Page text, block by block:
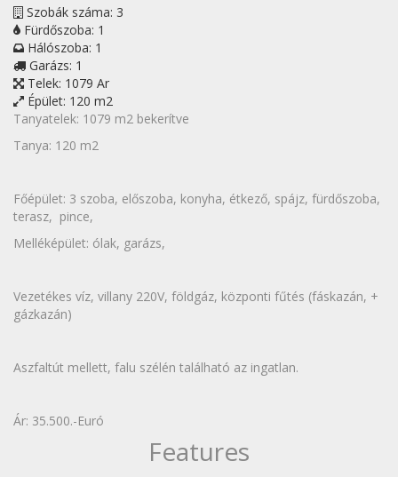
Szobák száma: 3
Fürdőszoba: 1
Hálószoba: 1
Garázs: 1
Telek: 1079 Ar
Épület: 120 m2
Tanyatelek: 1079 m2 bekerítve
Tanya: 120 m2
Főépület: 3 szoba, előszoba, konyha, étkező, spájz, fürdőszoba,
terasz, pince,
Melléképület: ólak, garázs,
Vezetékes víz, villany 220V, földgáz, központi fűtés (fáskazán, +
gázkazán)
Aszfaltút mellett, falu szélén található az ingatlan.
Ár: 35.500.-Euró
Features